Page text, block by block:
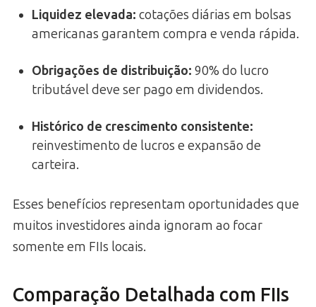
Liquidez elevada: cotações diárias em bolsas
americanas garantem compra e venda rápida.
Obrigações de distribuição: 90% do lucro
tributável deve ser pago em dividendos.
Histórico de crescimento consistente:
reinvestimento de lucros e expansão de
carteira.
Esses benefícios representam oportunidades que
muitos investidores ainda ignoram ao focar
somente em FIIs locais.
Comparação Detalhada com FIIs